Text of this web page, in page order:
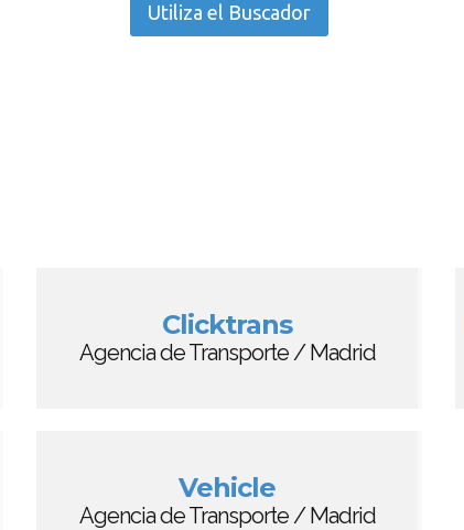
Utiliza el Buscador
Clicktrans
Agencia de Transporte / Madrid
Vehicle
Agencia de Transporte / Madrid